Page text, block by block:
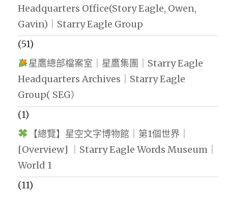
Headquarters Office(Story Eagle, Owen,
Gavin)｜Starry Eagle Group
(51)
星鷹總部檔案室｜星鷹集團｜Starry Eagle
Headquarters Archives｜Starry Eagle
Group( SEG）
(1)
【總覽】星空文字博物館｜第1個世界｜
[Overview] ｜Starry Eagle Words Museum｜
World 1
(11)